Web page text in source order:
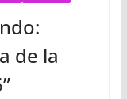
de la